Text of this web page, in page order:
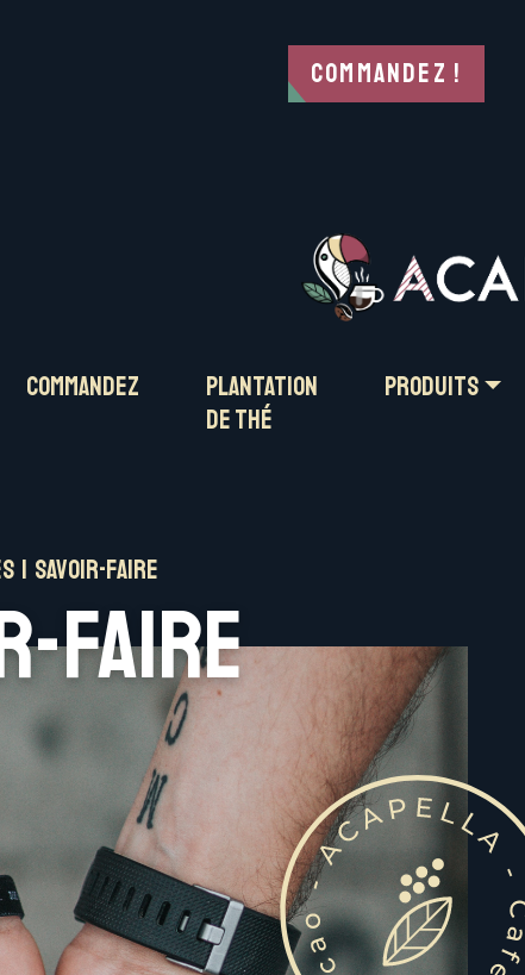
Commandez !
COMMANDEZ
Plantation
de thé
PRODUITS
LIEUX
Plantation
de thé
PRODUITS
| Savoir-faire
faire